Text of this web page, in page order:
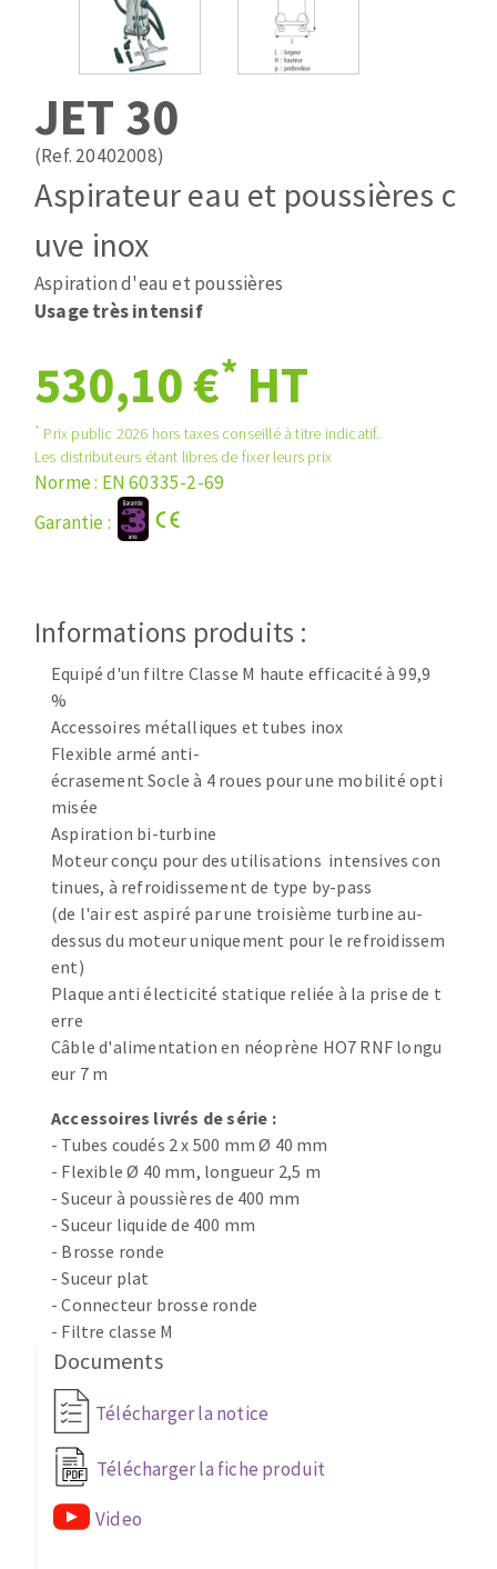
Pose des joints
Nettoyage
Mèches
Fraises carbure
Fers et plaquettes
Lames de scie à ruban
ABRASIFS APPLIQUÉS
Disques auto-agrippant
Patins
Disques fibre et papier
Bandes abrasives
Cales à poncer et patins
Eponges abrasive
Plateaux supports
DISQUES ABRASIFS
Disques abrasifs agglomérés
Meules d'ébarbage
TRAITEMENT DE SURFACE
Disques à lamelles
Disque intissé
Disques fibre
Brosses
Meules de tourets
Feutres à polir
Bandes sans fin
Rouleaux d'atelier
MACHINES POUR LE TRAVAIL DU MÉTAL
Tronçonneuses
Scies à ruban
Perceuses
Perceuses magnétiques
Tourets
Tours à métaux
Tables
OUTILS COUPANTS
Rubans
Fraise HSS
Forets métaux
JET 30
(Ref. 20402008)
Aspirateur eau et poussières c
uve inox
Aspiration d'eau et poussières
Usage très intensif
530,10 €* HT
* Prix public 2026 hors taxes conseillé à titre indicatif.
Les distributeurs étant libres de fixer leurs prix
Norme : EN 60335-2-69
Garantie :
Informations produits :
Equipé d'un filtre Classe M haute efficacité à 99,9
%
Accessoires métalliques et tubes inox
Flexible armé anti-
écrasement Socle à 4 roues pour une mobilité opti
misée
Aspiration bi-turbine
Moteur conçu pour des utilisations intensives con
tinues, à refroidissement de type by-pass
(de l'air est aspiré par une troisième turbine au-
dessus du moteur uniquement pour le refroidissem
ent)
Plaque anti électicité statique reliée à la prise de t
erre
Câble d'alimentation en néoprène HO7 RNF longu
eur 7 m
Accessoires livrés de série :
- Tubes coudés 2 x 500 mm Ø 40 mm
- Flexible Ø 40 mm, longueur 2,5 m
- Suceur à poussières de 400 mm
- Suceur liquide de 400 mm
- Brosse ronde
- Suceur plat
- Connecteur brosse ronde
- Filtre classe M
Documents
Télécharger la notice
Télécharger la fiche produit
Video